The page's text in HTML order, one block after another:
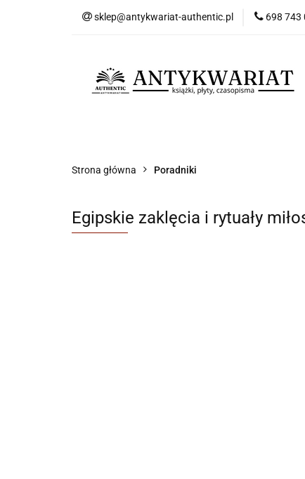
sklep@antykwariat-authentic.pl 698 743
Strona główna Poradniki
Egipskie zaklęcia i rytuały